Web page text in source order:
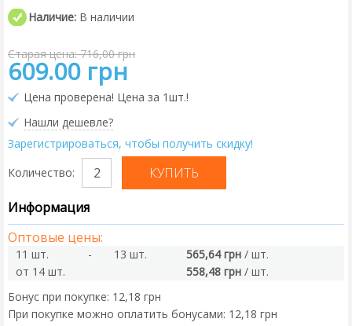
Наличие: В наличии
Старая цена: 716,00 грн
609.00 грн
Цена проверена! Цена за 1шт.!
Нашли дешевле?
Зарегистрироваться, чтобы получить скидку!
Количество:
Информация
Оптовые цены:
11 шт. - 13 шт. 565,64 грн / шт.
от 14 шт.
558,48 грн / шт.
Бонус при покупке: 12,18 грн
При покупке можно оплатить бонусами: 12,18 грн